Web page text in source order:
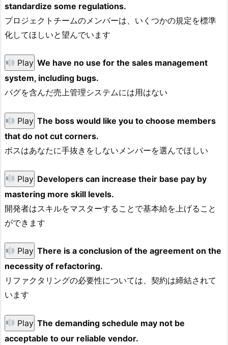
standardize some regulations.
プロジェクトチームのメンバーは、いくつかの規定を標準
化してほしいと望んでいます
Play We have no use for the sales management
system, including bugs.
バグを含んだ売上管理システムには用はない
Play The boss would like you to choose members
that do not cut corners.
ボスはあなたに手抜きをしないメンバーを選んでほしい
Play Developers can increase their base pay by
mastering more skill levels.
開発者はスキルをマスターすることで基本給を上げること
ができます
Play There is a conclusion of the agreement on the
necessity of refactoring.
リファクタリングの必要性については、契約は締結されて
います
Play The demanding schedule may not be
acceptable to our reliable vendor.